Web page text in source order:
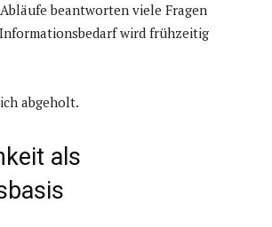
beantworten viele Fragen
wird frühzeitig
abgeholt.
als